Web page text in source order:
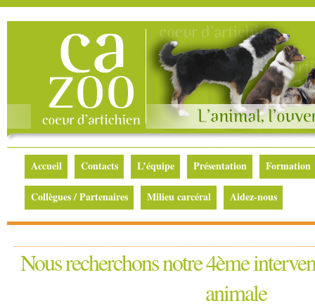
Accueil Contacts L’équipe Présentation Formation
Collègues / Partenaires Milieu carcéral Aidez-nous
Nous recherchons notre 4ème
animale